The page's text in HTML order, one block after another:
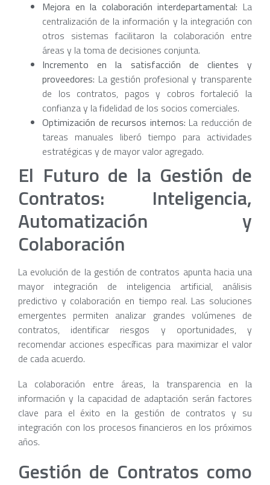
Mejora en la colaboración interdepartamental: La
centralización de la información y la integración con
otros sistemas facilitaron la colaboración entre
áreas y la toma de decisiones conjunta.
Incremento en la satisfacción de clientes y
proveedores: La gestión profesional y transparente
de los contratos, pagos y cobros fortaleció la
confianza y la fidelidad de los socios comerciales.
Optimización de recursos internos: La reducción de
tareas manuales liberó tiempo para actividades
estratégicas y de mayor valor agregado.
El Futuro de la Gestión de
Contratos: Inteligencia,
Automatización y
Colaboración
La evolución de la gestión de contratos apunta hacia una
mayor integración de inteligencia artificial, análisis
predictivo y colaboración en tiempo real. Las soluciones
emergentes permiten analizar grandes volúmenes de
contratos, identificar riesgos y oportunidades, y
recomendar acciones específicas para maximizar el valor
de cada acuerdo.
La colaboración entre áreas, la transparencia en la
información y la capacidad de adaptación serán factores
clave para el éxito en la gestión de contratos y su
integración con los procesos financieros en los próximos
años.
Gestión de Contratos como